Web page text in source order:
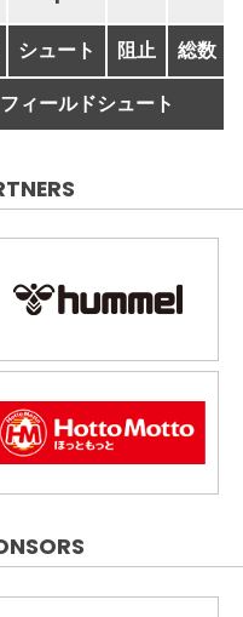
シュート 阻止 総数
フィールドシュート